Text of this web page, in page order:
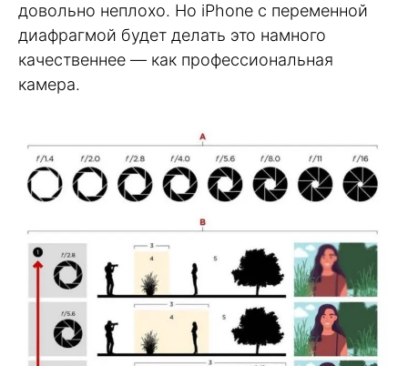
довольно неплохо. Но iPhone с переменной
диафрагмой будет делать это намного
качественнее — как профессиональная
камера.